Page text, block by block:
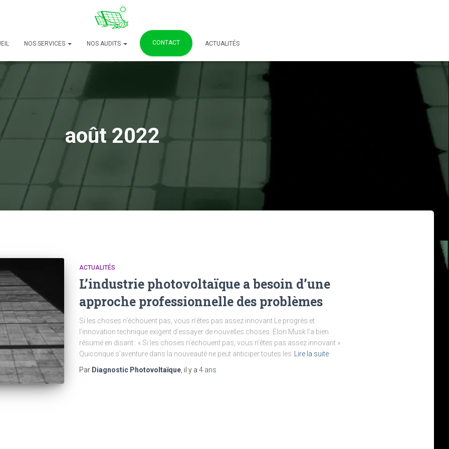
NOS SERVICES NOS AUDITS CONTACT ACTUALITÉS
août 2022
ACTUALITÉS
L’industrie photovoltaïque a besoin d’une
approche professionnelle des problèmes
Si les choses n’échouent pas, vous n’êtes pas assez innovant Le progrès et
l’innovation technique exigent d’essayer de nouvelles choses. Elon Musk l’a bien
résumé en disant : « Si les choses n’échouent pas, vous n’êtes pas assez innovant ».
Quiconque s’aventure dans la nouveauté ne peut anticiper toutes les
Lire la suite
Par Diagnostic Photovoltaïque, il y a 4 ans